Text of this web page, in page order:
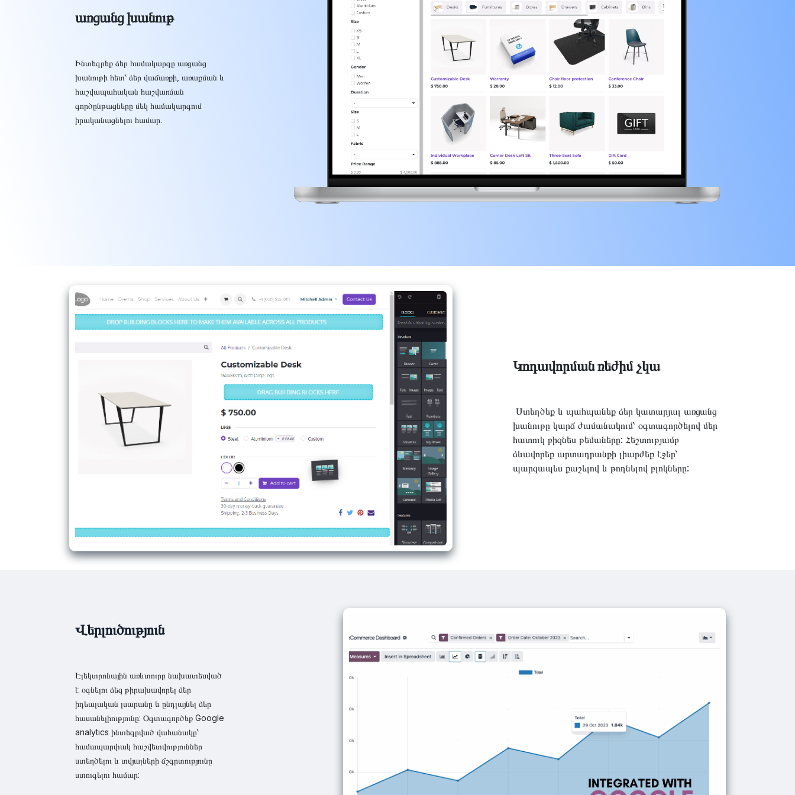
առցանց խանութ
Ինտեգրեք ձեր համակարգը առցանց
խանութի հետ՝ ձեր վաճառքի, առաքման և
հաշվապահական հաշվառման
գործընթացները մեկ համակարգում
իրականացնելու համար.
Կոդավորման ռեժիմ չկա
Ստեղծեք և պահպանեք ձեր կատարյալ առցանց
խանութը կարճ ժամանակում՝ օգտագործելով մեր
հատուկ բիզնես թեմաները: Հեշտությամբ
ձևավորեք արտադրանքի լիարժեք էջեր՝
պարզապես քաշելով և թողնելով բլոկները:
Վերլուծություն
Էլեկտրոնային առևտուրը նախատեսված
է օգնելու ձեզ թիրախավորել ձեր
իդեալական լսարանը և ընդլայնել ձեր
հասանելիությունը: Օգտագործեք Google
analytics ինտեգրված վահանակը՝
համապարփակ հաշվետվություններ
ստեղծելու և տվյալների ճշգրտությունը
ստուգելու համար: